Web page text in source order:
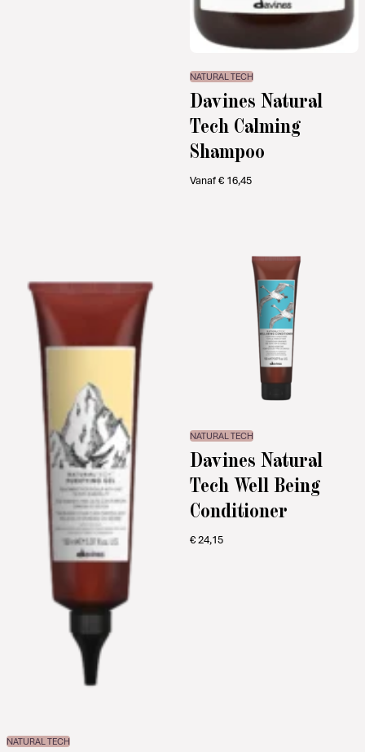
NATURAL TECH
Davines Natural
Tech Calming
Shampoo
Vanaf€16,45
NATURAL TECH
NATURAL TECH
Davines Natural
Tech Well Being
Conditioner
€24,15